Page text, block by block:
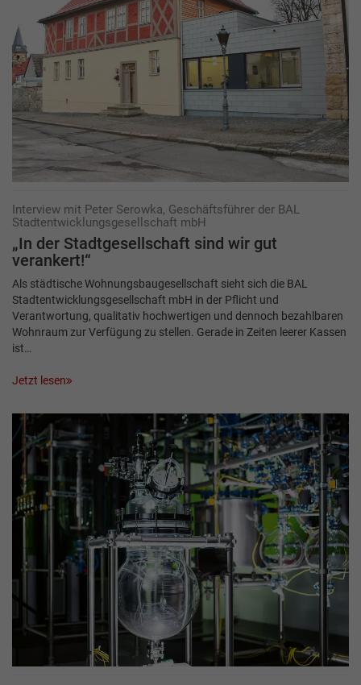
Interview mit Peter Serowka, Geschäftsführer der BAL
Stadtentwicklungsgesellschaft mbH
„In der Stadtgesellschaft sind wir gut
verankert!“
Als städtische Wohnungsbaugesellschaft sieht sich die BAL
Stadtentwicklungsgesellschaft mbH in der Pflicht und
Verantwortung, qualitativ hochwertigen und dennoch bezahlbaren
Wohnraum zur Verfügung zu stellen. Gerade in Zeiten leerer Kassen
ist…
Jetzt lesen